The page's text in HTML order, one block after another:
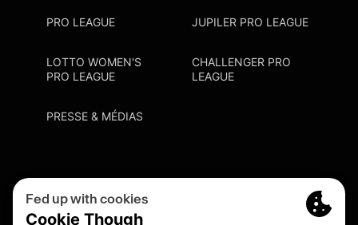
PRO LEAGUE JUPILER PRO LEAGUE
LOTTO WOMEN'S
PRO LEAGUE
CHALLENGER PRO
LEAGUE
PRESSE & MÉDIAS